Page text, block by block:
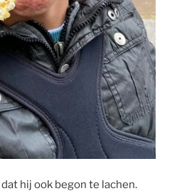
hij ook begon te lachen.